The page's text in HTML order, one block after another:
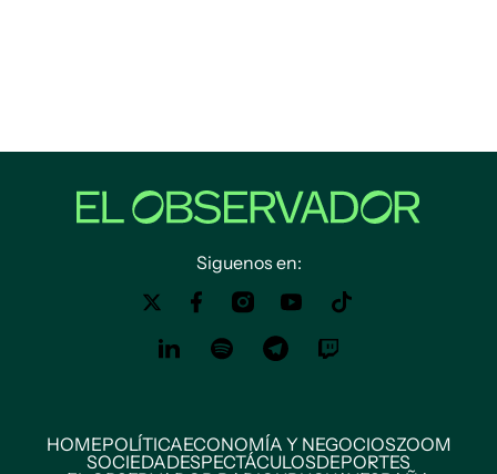
Siguenos en:
HOMEPOLÍTICAECONOMÍA Y NEGOCIOSZOOM
SOCIEDADESPECTÁCULOSDEPORTES